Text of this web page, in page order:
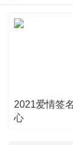
24、清明时
耻还有多少
2021爱情签
心